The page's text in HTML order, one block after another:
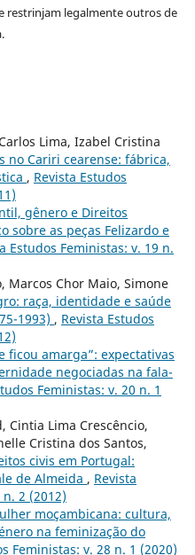
restrinjam legalmente outros de
Lima, Izabel Cristina
no Cariri cearense: fábrica,
, Revista Estudos
gênero e Direitos
sobre as peças Felizardo e
Estudos Feministas: v. 19 n.
Marcos Chor Maio, Simone
raça, identidade e saúde
1993) , Revista Estudos
ficou amarga”: expectativas
negociadas na fala-
Feministas: v. 20 n. 1
Cintia Lima Crescêncio,
Cristina dos Santos,
civis em Portugal:
de Almeida , Revista
2 (2012)
moçambicana: cultura,
na feminização do
Feministas: v. 28 n. 1 (2020)